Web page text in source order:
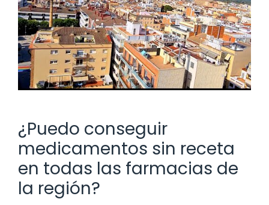
¿Puedo conseguir
medicamentos sin receta
en todas las farmacias de
la región?